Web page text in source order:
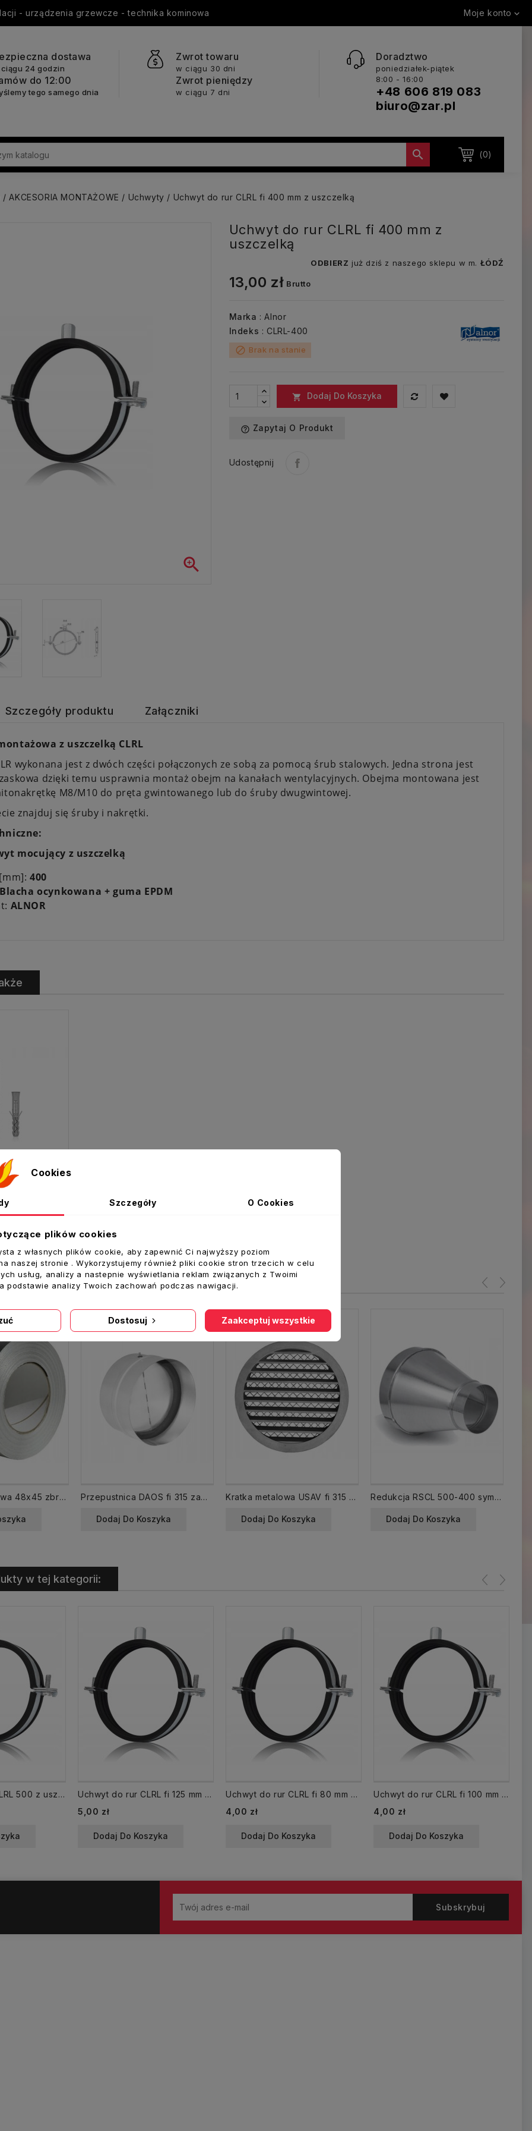
- urządzenia grzewcze - technika kominowa Moje konto 
dostawa
24 godzin
do 12:00
tego samego dnia
Zwrot towaru
w ciągu 30 dni
Zwrot pieniędzy
w ciągu 7 dni
Doradztwo
poniedziałek-piątek
8:00 - 16:00
+48 606 819 083
biuro@zar.pl
(0)

AKCESORIA MONTAŻOWE Uchwyty Uchwyt do rur CLRL fi 400 mm z uszczelką

Uchwyt do rur CLRL fi 400 mm z
uszczelką
ODBIERZ już dziś z naszego sklepu w m. ŁÓDŹ
13,00 zł Brutto
Marka : Alnor
Indeks : CLRL-400
block Brak na stanie
 Dodaj Do Koszyka
help_outline Zapytaj O Produkt
Udostępnij
Szczegóły produktu Załączniki
z uszczelką CLRL
wykonana jest z dwóch części połączonych ze sobą za pomocą śrub stalowych. Jedna strona jest
dzięki temu usprawnia montaż obejm na kanałach wentylacyjnych. Obejma montowana jest
M8/M10 do pręta gwintowanego lub do śruby dwugwintowej.
znajduj się śruby i nakrętki.
mocujący z uszczelką
400
Blacha ocynkowana + guma EPDM
ALNOR
krzyżowa produktów
Taśma aluminiowa 48x45 zbrojona OPTIMA Przepustnica DAOS fi 315 zawór zwrotny
Dodaj Do Koszyka
Kratka metalowa USAV fi 315 wyrzutnia/ czerpnia ścienna
Dodaj Do Koszyka
Redukcja RSCL 500-400 symetryczna
Dodaj Do Koszyka
w tej kategorii:
Uchwyt do rur CLRL 500 z uszczelką
Uchwyt do rur CLRL fi 125 mm obejma z uszczelką
Cena
5,00 zł
Dodaj Do Koszyka
Uchwyt do rur CLRL fi 80 mm obejma z uszczelką
Cena
4,00 zł
Dodaj Do Koszyka
Uchwyt do rur CLRL fi 100 mm obejma z uszczelką
Cena
4,00 zł
Dodaj Do Koszyka
Cookies
Szczegóły O Cookies
plików cookies
z własnych plików cookie, aby zapewnić Ci najwyższy poziom
naszej stronie . Wykorzystujemy również pliki cookie stron trzecich w celu
usług, analizy a nastepnie wyświetlania reklam związanych z Twoimi
podstawie analizy Twoich zachowań podczas nawigacji.
Dostosuj Zaakceptuj wszystkie